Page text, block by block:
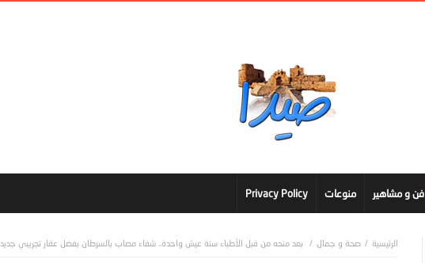
فن و مشاهير منوعات Privacy Policy
صحة و جمال بعد منحه من قبل الأطباء سنة عيش واحدة.. شفاء مصاب بالسرطان بفضل عقار تجريبي جديد